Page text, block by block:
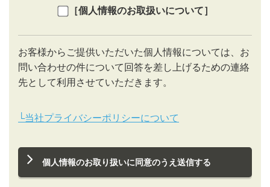
［個人情報のお取扱いについて］
お客様からご提供いただいた個人情報については、お
問い合わせの件について回答を差し上げるための連絡
先として利用させていただきます。
└当社プライバシーポリシーについて
個人情報のお取り扱いに同意のうえ送信する